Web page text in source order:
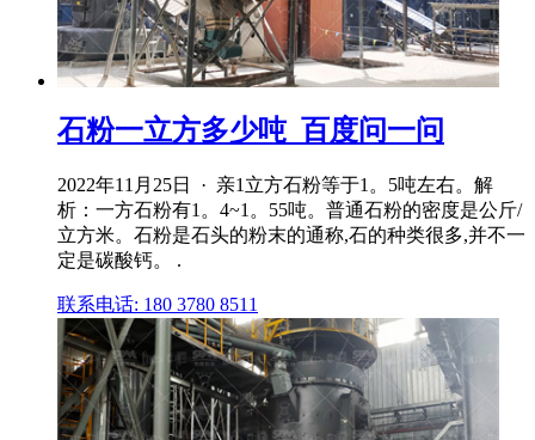
石粉一立方多少吨_百度问一问
2022年11月25日 · 亲1立方石粉等于1。5吨左右。解
析：一方石粉有1。4~1。55吨。普通石粉的密度是公斤/
立方米。石粉是石头的粉末的通称,石的种类很多,并不一
定是碳酸钙。 .
联系电话: 180 3780 8511